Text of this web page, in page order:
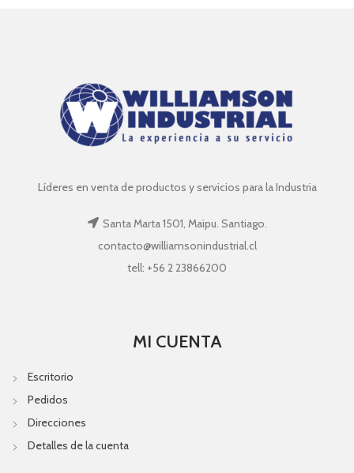
Líderes en venta de productos y servicios para la Industria
Santa Marta 1501, Maipu. Santiago.
contacto@williamsonindustrial.cl
tell: +56 2 23866200
MI CUENTA
Escritorio
Pedidos
Direcciones
Detalles de la cuenta